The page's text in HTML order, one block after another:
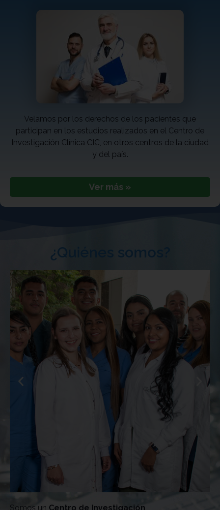
Velamos por los derechos de los pacientes que
participan en los estudios realizados en el Centro de
Investigación Clínica CIC, en otros centros de la ciudad
y del país.
Ver más »
¿Quiénes somos?
Somos un Centro de Investigación